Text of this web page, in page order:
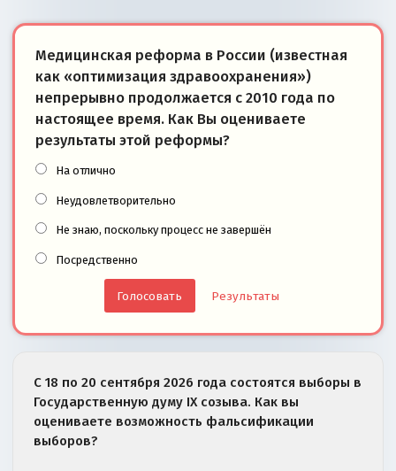
Медицинская реформа в России (известная
как «оптимизация здравоохранения»)
непрерывно продолжается с 2010 года по
настоящее время. Как Вы оцениваете
результаты этой реформы?
На отлично
Неудовлетворительно
Не знаю, поскольку процесс не завершён
Посредственно
Результаты
С 18 по 20 сентября 2026 года состоятся выборы в
Государственную думу IX созыва. Как вы
оцениваете возможность фальсификации
выборов?